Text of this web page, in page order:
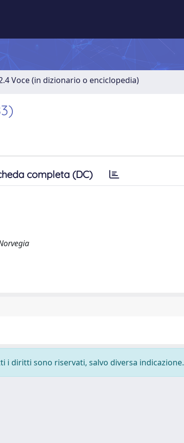
Voce (in dizionario o enciclopedia)
completa (DC)
diritti sono riservati, salvo diversa indicazione.